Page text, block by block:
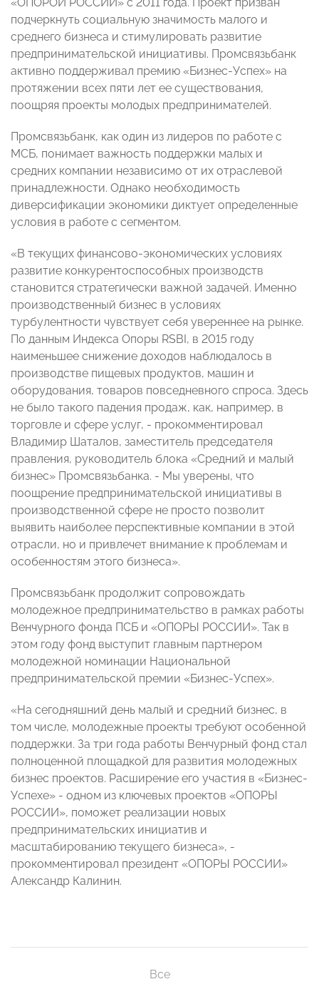
подчеркнуть социальную значимость малого и
среднего бизнеса и стимулировать развитие
предпринимательской инициативы. Промсвязьбанк
активно поддерживал премию «Бизнес-Успех» на
протяжении всех пяти лет ее существования,
поощряя проекты молодых предпринимателей.
Промсвязьбанк, как один из лидеров по работе с
МСБ, понимает важность поддержки малых и
средних компании независимо от их отраслевой
принадлежности. Однако необходимость
диверсификации экономики диктует определенные
условия в работе с сегментом.
«В текущих финансово-экономических условиях
развитие конкурентоспособных производств
становится стратегически важной задачей. Именно
производственный бизнес в условиях
турбулентности чувствует себя увереннее на рынке.
По данным Индекса Опоры RSBI, в 2015 году
наименьшее снижение доходов наблюдалось в
производстве пищевых продуктов, машин и
оборудования, товаров повседневного спроса. Здесь
не было такого падения продаж, как, например, в
торговле и сфере услуг, - прокомментировал
Владимир Шаталов, заместитель председателя
правления, руководитель блока «Средний и малый
бизнес» Промсвязьбанка. - Мы уверены, что
поощрение предпринимательской инициативы в
производственной сфере не просто позволит
выявить наиболее перспективные компании в этой
отрасли, но и привлечет внимание к проблемам и
особенностям этого бизнеса».
Промсвязьбанк продолжит сопровождать
молодежное предпринимательство в рамках работы
Венчурного фонда ПСБ и «ОПОРЫ РОССИИ». Так в
этом году фонд выступит главным партнером
молодежной номинации Национальной
предпринимательской премии «Бизнес-Успех».
«На сегодняшний день малый и средний бизнес, в
том числе, молодежные проекты требуют особенной
поддержки. За три года работы Венчурный фонд стал
полноценной площадкой для развития молодежных
бизнес проектов. Расширение его участия в «Бизнес-
Успехе» - одном из ключевых проектов «ОПОРЫ
РОССИИ», поможет реализации новых
предпринимательских инициатив и
масштабированию текущего бизнеса», -
прокомментировал президент «ОПОРЫ РОССИИ»
Александр Калинин.
Все